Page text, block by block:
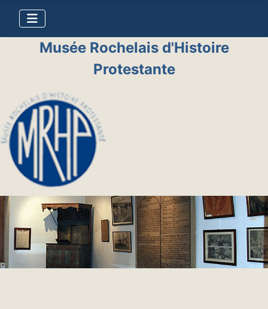
Musée Rochelais d'Histoire
Protestante